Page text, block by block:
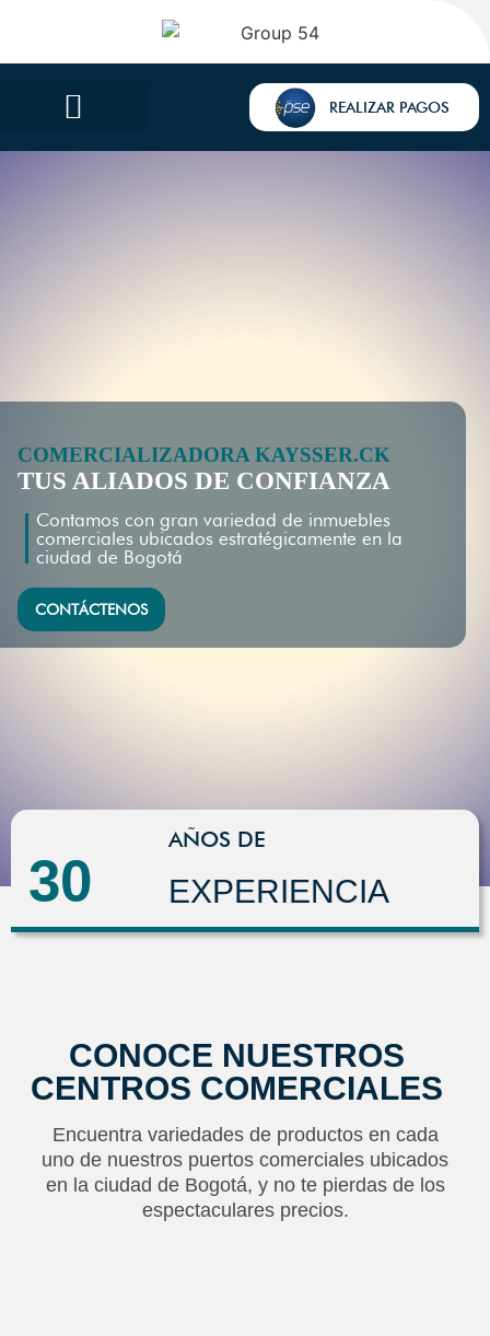
REALIZAR PAGOS
COMERCIALIZADORA KAYSSER.CK
TUS ALIADOS DE CONFIANZA
Contamos con gran variedad de inmuebles
comerciales ubicados estratégicamente en la
ciudad de Bogotá
CONTÁCTENOS
30
AÑOS DE
EXPERIENCIA
CONOCE NUESTROS
CENTROS COMERCIALES
Encuentra variedades de productos en cada
uno de nuestros puertos comerciales ubicados
en la ciudad de Bogotá, y no te pierdas de los
espectaculares precios.